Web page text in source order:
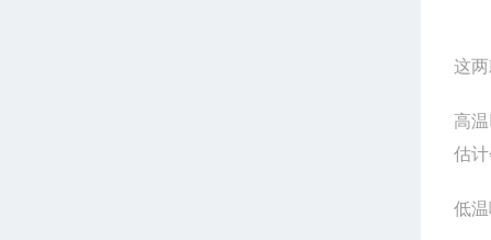
这
高
估
低